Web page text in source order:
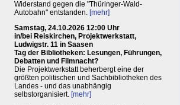
Widerstand gegen die "Thüringer-Wald-
Autobahn" entstanden. [mehr]
Samstag, 24.10.2026 12:00 Uhr
in/bei Reiskirchen, Projektwerkstatt,
Ludwigstr. 11 in Saasen
Tag der Bibliotheken: Lesungen, Führungen,
Debatten und Filmnacht?
Die Projektwerkstatt beherbergt eine der
größten politischen und Sachbibliotheken des
Landes - und das unabhängig
selbstorganisiert. [mehr]